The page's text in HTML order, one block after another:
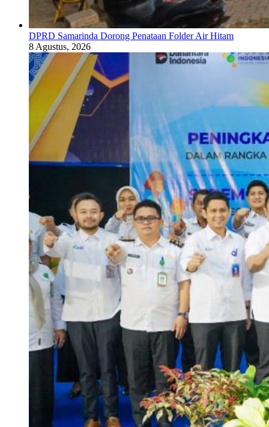
DPRD Samarinda Dorong Penataan Folder Air Hitam
8 Agustus, 2026